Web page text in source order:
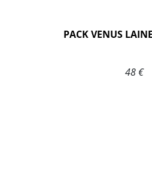
PACK VENUS
48 €